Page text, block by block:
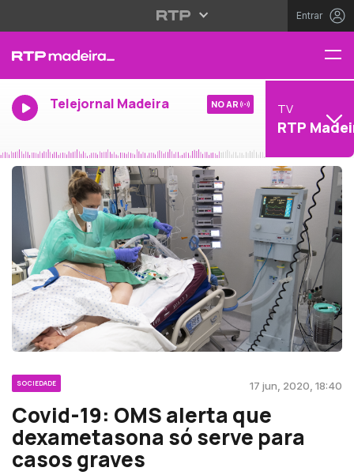
Entrar
Telejornal Madeira NO AR TV
RTP
SOCIEDADE 17 jun, 2020, 18:40
Covid-19: OMS alerta que
dexametasona só serve para
casos graves